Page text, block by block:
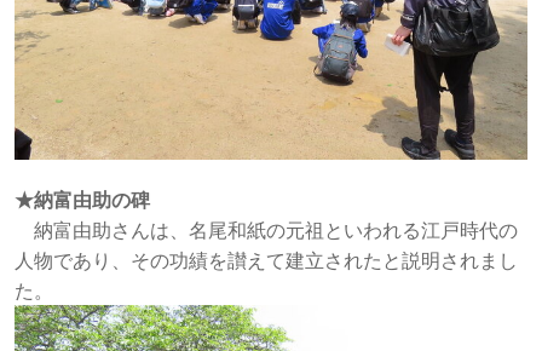
★納富由助の碑
納富由助さんは、名尾和紙の元祖といわれる江戸時代の
人物であり、その功績を讃えて建立されたと説明されまし
た。